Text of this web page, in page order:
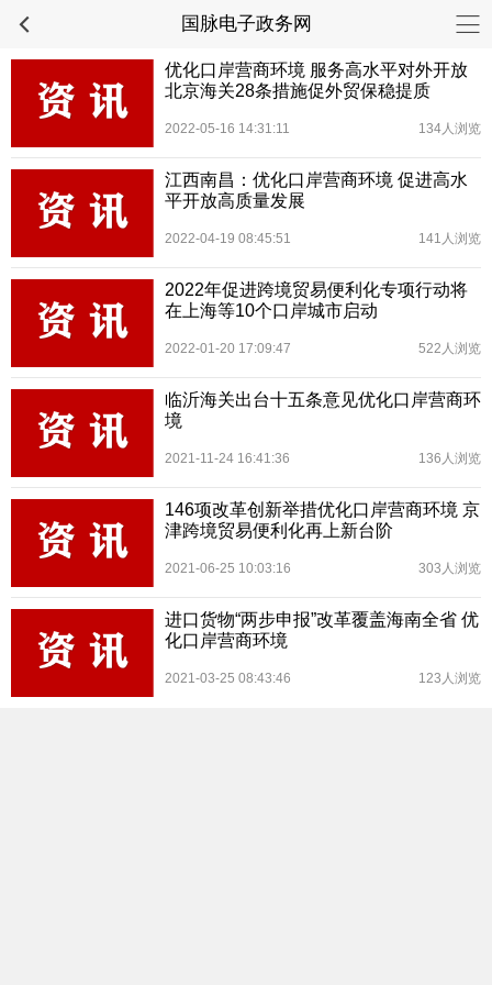
国脉电子政务网
优化口岸营商环境 服务高水平对外开放
北京海关28条措施促外贸保稳提质
2022-05-16 14:31:11 134人浏览
江西南昌：优化口岸营商环境 促进高水
平开放高质量发展
2022-04-19 08:45:51 141人浏览
2022年促进跨境贸易便利化专项行动将
在上海等10个口岸城市启动
2022-01-20 17:09:47 522人浏览
临沂海关出台十五条意见优化口岸营商环
境
2021-11-24 16:41:36 136人浏览
146项改革创新举措优化口岸营商环境 京
津跨境贸易便利化再上新台阶
2021-06-25 10:03:16 303人浏览
进口货物“两步申报”改革覆盖海南全省 优
化口岸营商环境
2021-03-25 08:43:46 123人浏览